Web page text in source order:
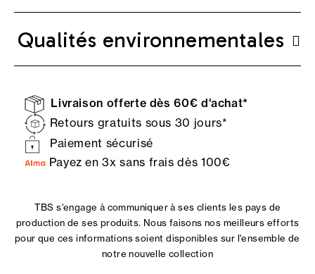
Qualités environnementales
Livraison offerte dès 60€ d'achat*
Retours gratuits sous 30 jours*
Paiement sécurisé
Payez en 3x sans frais dès 100€
TBS s'engage à communiquer à ses clients les pays de
production de ses produits. Nous faisons nos meilleurs efforts
pour que ces informations soient disponibles sur l'ensemble de
notre nouvelle collection